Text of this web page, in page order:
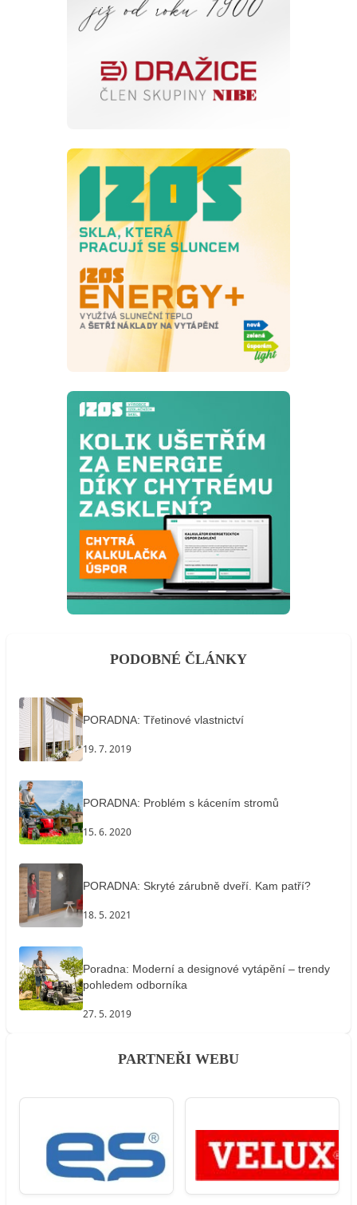
PODOBNÉ ČLÁNKY
PORADNA: Třetinové vlastnictví
19. 7. 2019
PORADNA: Problém s kácením stromů
15. 6. 2020
PORADNA: Skryté zárubně dveří. Kam patří?
18. 5. 2021
Poradna: Moderní a designové vytápění – trendy
pohledem odborníka
27. 5. 2019
PARTNEŘI WEBU